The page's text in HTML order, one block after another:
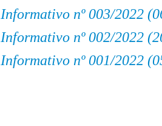
Informativo nº 003/2022
Informativo nº 002/2022
Informativo nº 001/2022